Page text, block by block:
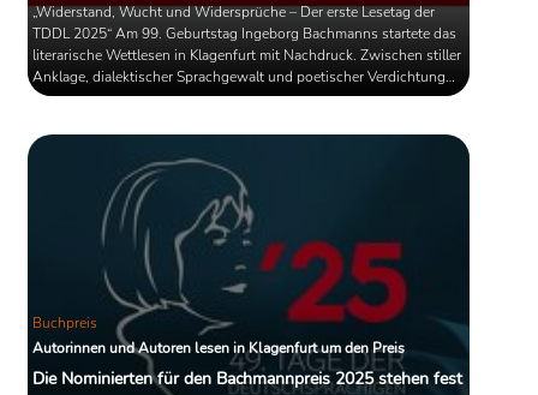
„Widerstand, Wucht und Widersprüche – Der erste Lesetag der
TDDL 2025“ Am 99. Geburtstag Ingeborg Bachmanns startete das
literarische Wettlesen in Klagenfurt mit Nachdruck. Zwischen stiller
Anklage, dialektischer Sprachgewalt und poetischer Verdichtung
zeigte der Auftakt der TDDL, wie vielfältig Gegenwartsliteratur
Buchpreis
Autorinnen und Autoren lesen in Klagenfurt um den Preis
Die Nominierten für den Bachmannpreis 2025 stehen fest